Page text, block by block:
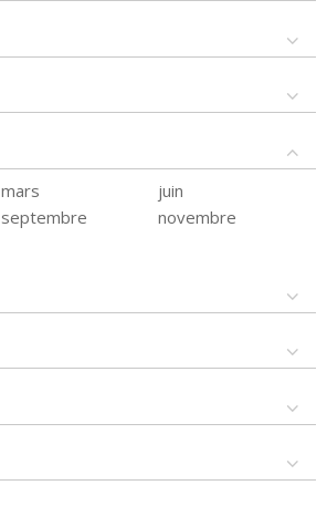
mars
juin
septembre
novembre